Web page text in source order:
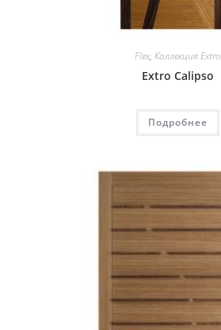
Flex, Коллекция Extro
Extro Calipso
Подробнее